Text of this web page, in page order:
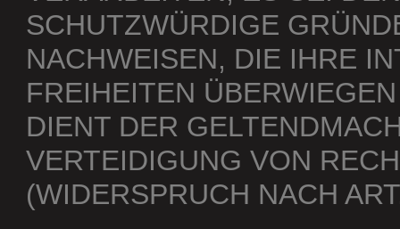
SCHUTZWÜRDIGE
NACHWEISEN, DIE IHRE
FREIHEITEN
DIENT DER
VERTEIDIGUNG VON
(WIDERSPRUCH NACH